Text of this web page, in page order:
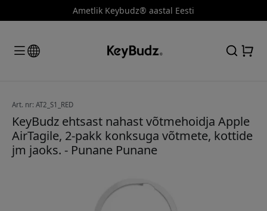
Ametlik Keybudz® aastal Eesti
Art. nr: AT2_S1_RED
KeyBudz ehtsast nahast võtmehoidja Apple
AirTagile, 2-pakk konksuga võtmete, kottide
jm jaoks. - Punane Punane